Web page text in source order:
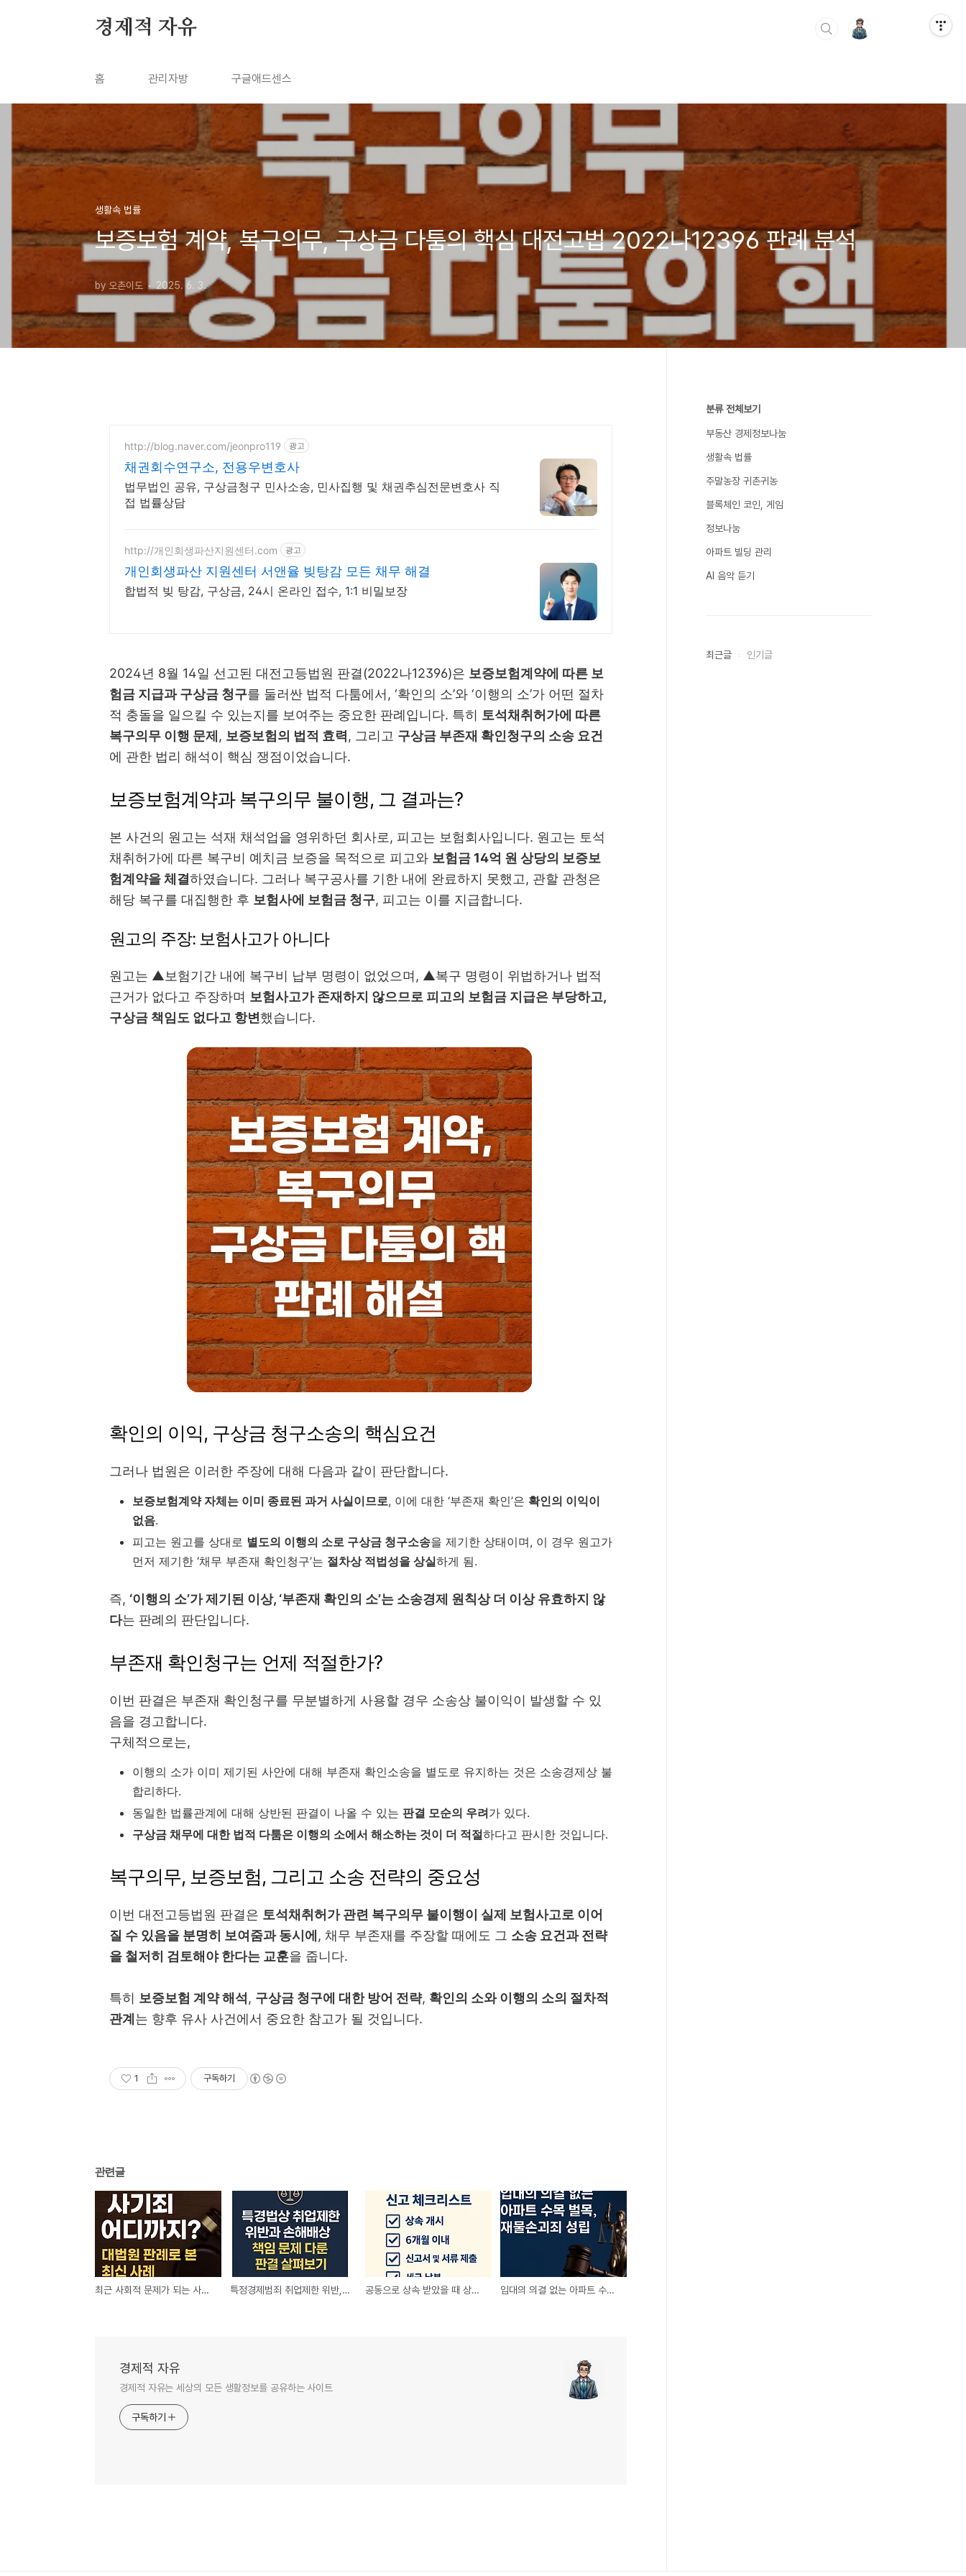
경제적 자유
홈 관리자방 구글애드센스
생활속 법률
보증보험 계약, 복구의무, 구상금 다툼의 핵심 대전고법 2022나12396 판례 분석
by 오촌이도 2025. 6. 3.
http://blog.naver.com/jeonpro119 광고
채권회수연구소, 전용우변호사
법무법인 공유, 구상금청구 민사소송, 민사집행 및 채권추심전문변호사 직
접 법률상담
http://개인회생파산지원센터.com 광고
개인회생파산 지원센터 서앤율 빚탕감 모든 채무 해결
합법적 빚 탕감, 구상금, 24시 온라인 접수, 1:1 비밀보장
2024년 8월 14일 선고된 대전고등법원 판결(2022나12396)은 보증보험계약에 따른 보
험금 지급과 구상금 청구를 둘러싼 법적 다툼에서, ‘확인의 소’와 ‘이행의 소’가 어떤 절차
적 충돌을 일으킬 수 있는지를 보여주는 중요한 판례입니다. 특히 토석채취허가에 따른
복구의무 이행 문제 , 보증보험의 법적 효력, 그리고 구상금 부존재 확인청구의 소송 요건
에 관한 법리 해석이 핵심 쟁점이었습니다.
보증보험계약과 복구의무 불이행, 그 결과는?
본 사건의 원고는 석재 채석업을 영위하던 회사로, 피고는 보험회사입니다. 원고는 토석
채취허가에 따른 복구비 예치금 보증을 목적으로 피고와 보험금 14억 원 상당의 보증보
험계약을 체결하였습니다. 그러나 복구공사를 기한 내에 완료하지 못했고, 관할 관청은
해당 복구를 대집행한 후 보험사에 보험금 청구, 피고는 이를 지급합니다.
원고의 주장: 보험사고가 아니다
원고는 ▲보험기간 내에 복구비 납부 명령이 없었으며, ▲복구 명령이 위법하거나 법적
근거가 없다고 주장하며 보험사고가 존재하지 않으므로 피고의 보험금 지급은 부당하고,
구상금 책임도 없다고 항변 했습니다.
확인의 이익, 구상금 청구소송의 핵심요건
그러나 법원은 이러한 주장에 대해 다음과 같이 판단합니다.
보증보험계약 자체는 이미 종료된 과거 사실이므로, 이에 대한 ‘부존재 확인’은 확인의 이익이
없음.
피고는 원고를 상대로 별도의 이행의 소로 구상금 청구소송을 제기한 상태이며, 이 경우 원고가
먼저 제기한 ‘채무 부존재 확인청구’는 절차상 적법성을 상실하게 됨.
즉, ‘이행의 소’가 제기된 이상, ‘부존재 확인의 소’는 소송경제 원칙상 더 이상 유효하지 않
다는 판례의 판단입니다.
부존재 확인청구는 언제 적절한가?
이번 판결은 부존재 확인청구를 무분별하게 사용할 경우 소송상 불이익이 발생할 수 있
음을 경고합니다.
구체적으로는,
이행의 소가 이미 제기된 사안에 대해 부존재 확인소송을 별도로 유지하는 것은 소송경제상 불
합리하다.
동일한 법률관계에 대해 상반된 판결이 나올 수 있는 판결 모순의 우려가 있다.
구상금 채무에 대한 법적 다툼은 이행의 소에서 해소하는 것이 더 적절하다고 판시한 것입니다.
복구의무, 보증보험, 그리고 소송 전략의 중요성
이번 대전고등법원 판결은 토석채취허가 관련 복구의무 불이행이 실제 보험사고로 이어
질 수 있음을 분명히 보여줌과 동시에, 채무 부존재를 주장할 때에도 그 소송 요건과 전략
을 철저히 검토해야 한다는 교훈을 줍니다.
특히 보증보험 계약 해석, 구상금 청구에 대한 방어 전략, 확인의 소와 이행의 소의 절차적
관계는 향후 유사 사건에서 중요한 참고가 될 것입니다.
1 구독하기
관련글
최근 사회적 문제가 되는 사기죄의 사례 특정경제범죄 취업제한 위반, 손해배상 책임까지 물을 수 있을까? 공동으로 상속 받았을 때 상속 재산세를 누가 내야 할까요 입대의 의결 없는 아파트 수목 벌목, 재물손괴죄 인정돼 벌금형 선고
경제적 자유
경제적 자유는 세상의 모든 생활정보를 공유하는 사이트
구독하기
분류 전체보기
부동산 경제정보나눔
생활속 법률
주말농장 귀촌귀농
블록체인 코인, 게임
정보나눔
아파트 빌딩 관리
AI 음악 듣기
최근글 인기글